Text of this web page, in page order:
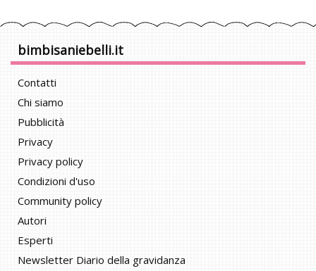
bimbisaniebelli.it
Contatti
Chi siamo
Pubblicità
Privacy
Privacy policy
Condizioni d'uso
Community policy
Autori
Esperti
Newsletter Diario della gravidanza